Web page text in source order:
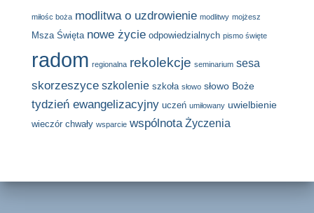
miłośc boża modlitwa o uzdrowienie modlitwy mojżesz
Msza Święta nowe życie odpowiedzialnych pismo święte
radom regionalna rekolekcje seminarium sesa
skorzeszyce szkolenie szkoła słowo słowo Boże
tydzień ewangelizacyjny uczeń umiłowany uwielbienie
wieczór chwały wsparcie wspólnota Życzenia